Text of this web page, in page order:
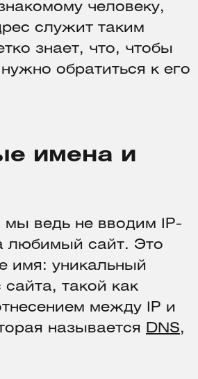
человеку,
служит таким
знает, что, чтобы
обратиться к его
имена и
мы ведь не вводим IP-
любимый сайт. Это
имя: уникальный
такой как
между IP и
называется
DNS,